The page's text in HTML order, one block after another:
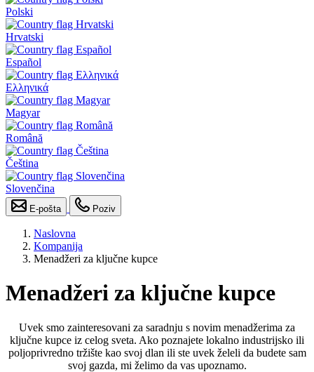
Polski
Hrvatski
Español
Ελληνικά
Magyar
Română
Čeština
Slovenčina
E-pošta Poziv
Naslovna
Kompanija
Menadžeri za ključne kupce
Menadžeri za ključne kupce
Uvek smo zainteresovani za saradnju s novim menadžerima za
ključne kupce iz celog sveta. Ako poznajete lokalno industrijsko ili
poljoprivredno tržište kao svoj dlan ili ste uvek želeli da budete sam
svoj gazda, mi želimo da vas upoznamo.